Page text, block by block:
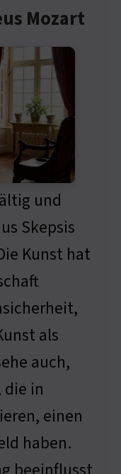
Mozart
und
Skepsis
Kunst hat
als
auch,
die in
einen
haben.